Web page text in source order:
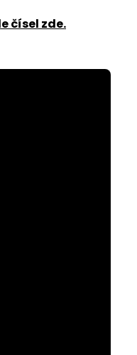
čísel zde.